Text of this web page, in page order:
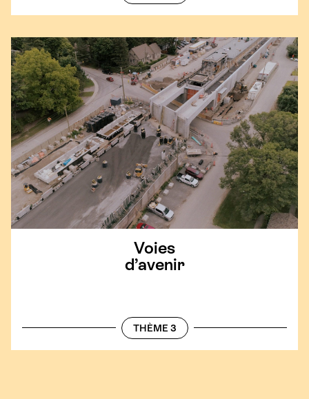
Voies
d’avenir
THÈME 3